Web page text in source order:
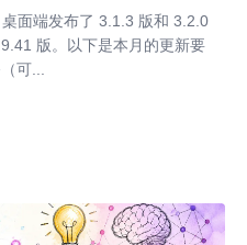
面端发布了 3.1.3 版和 3.2.0
版。以下是本月的更新要
可...